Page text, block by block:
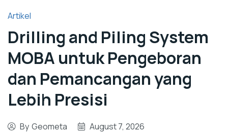
Artikel
Drilling and Piling System
MOBA untuk Pengeboran
dan Pemancangan yang
Lebih Presisi
By Geometa
August 7, 2026